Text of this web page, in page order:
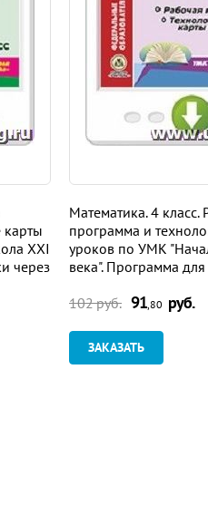
карты
XXI
через
Математика. 4 класс.
программа и
уроков по УМК
века". Программа
102 руб. 91 ,80 руб.
ЗАКАЗАТЬ